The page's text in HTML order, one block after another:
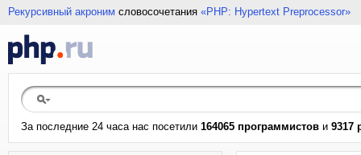
Рекурсивный акроним словосочетания «PHP: Hypertext Preprocessor»
За последние 24 часа нас посетили 164065 программистов и 9317